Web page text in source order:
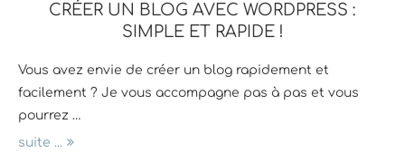
CRÉER UN BLOG AVEC WORDPRESS :
SIMPLE ET RAPIDE !
Vous avez envie de créer un blog rapidement et
facilement ? Je vous accompagne pas à pas et vous
pourrez …
suite ...